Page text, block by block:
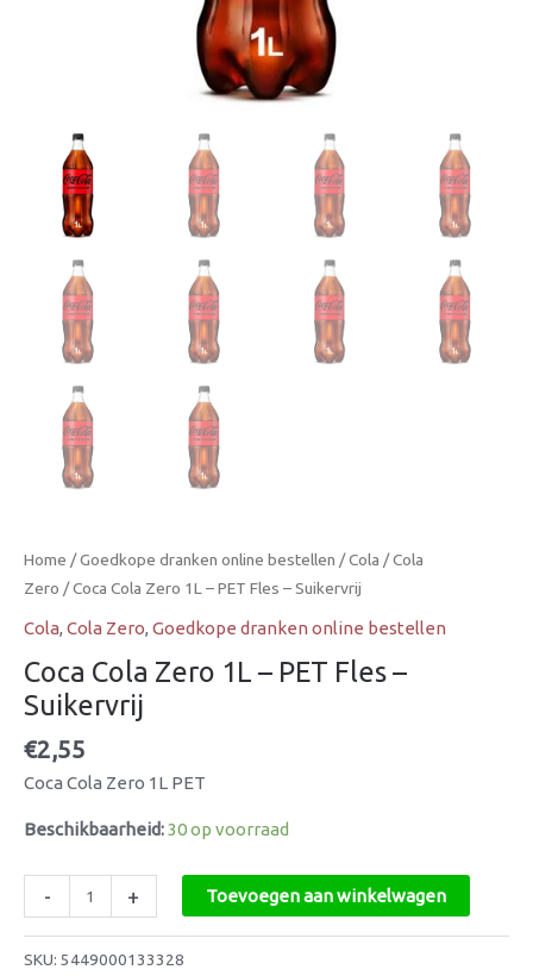
Home /Goedkope dranken online bestellen /Cola /Cola
Zero / Coca Cola Zero 1L – PET Fles – Suikervrij
Cola, Cola Zero, Goedkope dranken online bestellen
Coca Cola Zero 1L – PET Fles –
Suikervrij
€2,55
Coca Cola Zero 1L PET
Beschikbaarheid:30 op voorraad
- + Toevoegen aan winkelwagen
SKU: 5449000133328